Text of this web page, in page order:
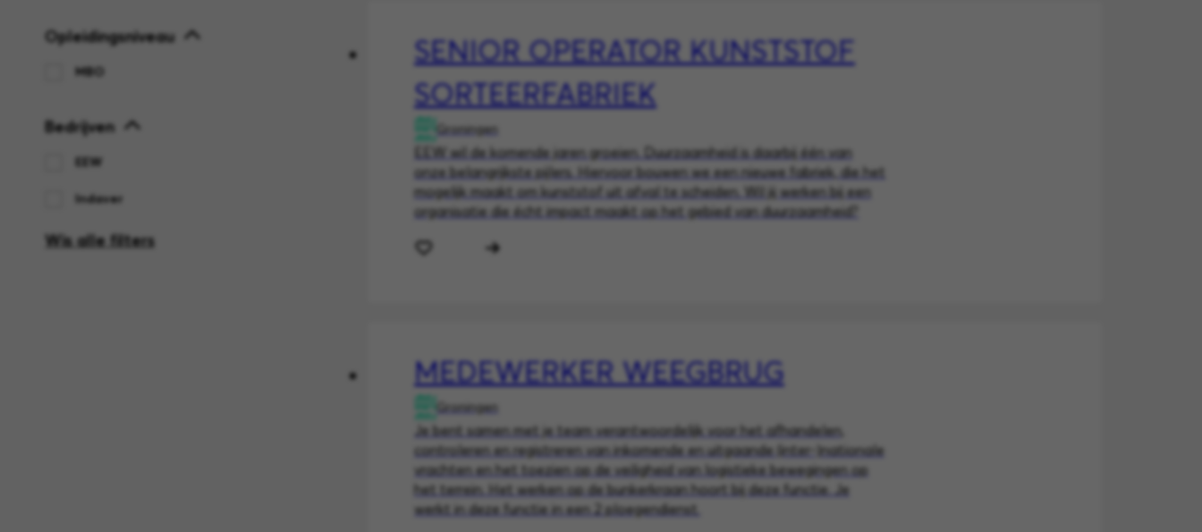
Opleidingsniveau
MBO
Bedrijven
EEW
Indaver
Wis alle filters
SENIOR OPERATOR KUNSTSTOF
SORTEERFABRIEK
Groningen
EEW wil de komende jaren groeien. Duurzaamheid is daarbij één van
onze belangrijkste pijlers. Hiervoor bouwen we een nieuwe fabriek, die het
mogelijk maakt om kunststof uit afval te scheiden. Wil jij werken bij een
organisatie die écht impact maakt op het gebied van duurzaamheid?
MEDEWERKER WEEGBRUG
Groningen
Je bent samen met je team verantwoordelijk voor het afhandelen,
controleren en registreren van inkomende en uitgaande (inter-)nationale
vrachten en het toezien op de veiligheid van logistieke bewegingen op
het terrein. Het werken op de bunkerkraan hoort bij deze functie. Je
werkt in deze functie in een 2 ploegendienst.